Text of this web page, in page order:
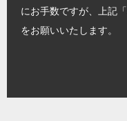
にお手数ですが、上記
をお願いいたします。